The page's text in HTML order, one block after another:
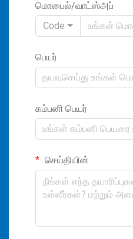
மொபைல்/வாட்ஸ்அப்
Code
பெயர்
கம்பனி பெயர்
செய்தியின்